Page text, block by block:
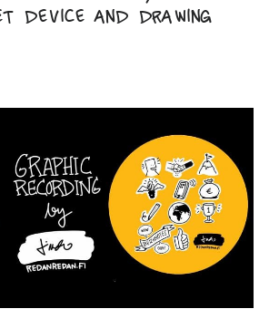
device and drawing